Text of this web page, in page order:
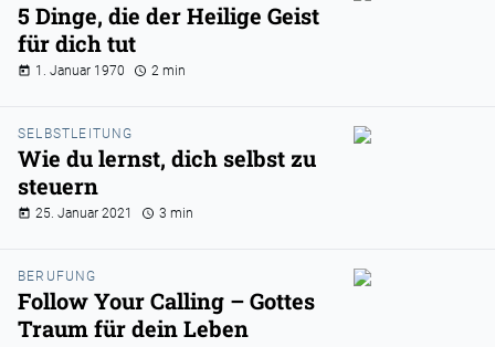
5 Dinge, die der Heilige Geist
für dich tut
1. Januar 1970 2 min
SELBSTLEITUNG
Wie du lernst, dich selbst zu
steuern
25. Januar 2021 3 min
BERUFUNG
Follow Your Calling – Gottes
Traum für dein Leben